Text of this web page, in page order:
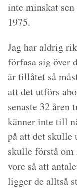
inte minskat
1975.
Jag har aldrig
förfasa sig över
är tillåtet så
att det utförs
senaste 32 åren
känner inte till
på att det skulle
skulle förstå om
vore så att
ligger de alltså